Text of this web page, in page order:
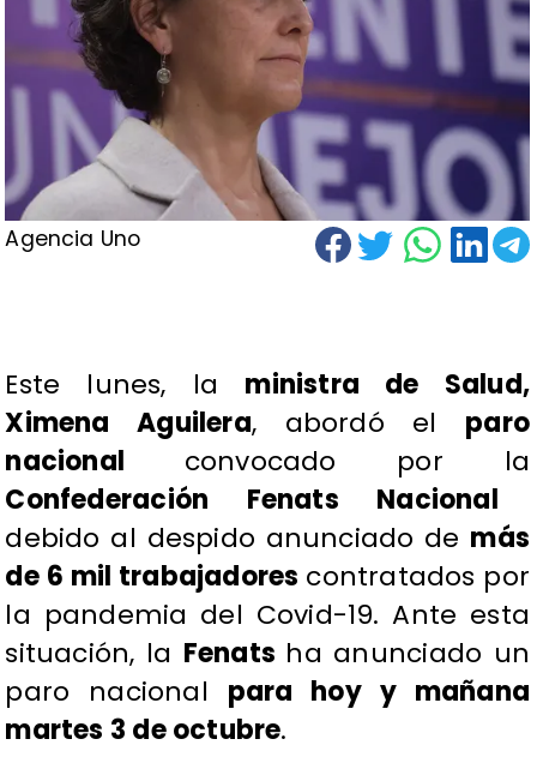
Agencia Uno
Este lunes, la ministra de Salud,
Ximena Aguilera, abordó el paro
nacional convocado por la
Confederación Fenats Nacional
debido al despido anunciado de más
de 6 mil trabajadores contratados por
la pandemia del Covid-19. Ante esta
situación, la Fenats ha anunciado un
paro nacional para hoy y mañana
martes 3 de octubre.